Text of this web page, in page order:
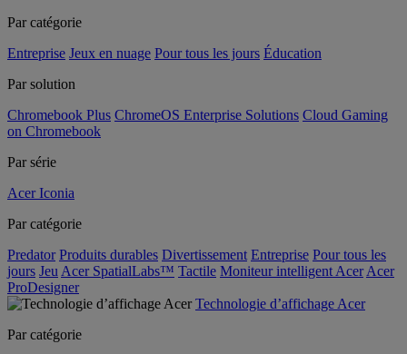
Par catégorie
Entreprise Jeux en nuage Pour tous les jours Éducation
Par solution
Chromebook Plus ChromeOS Enterprise Solutions Cloud Gaming
on Chromebook
Par série
Acer Iconia
Par catégorie
Predator Produits durables Divertissement Entreprise Pour tous les
jours Jeu Acer SpatialLabs™ Tactile Moniteur intelligent Acer Acer
ProDesigner
Technologie d’affichage Acer
Par catégorie